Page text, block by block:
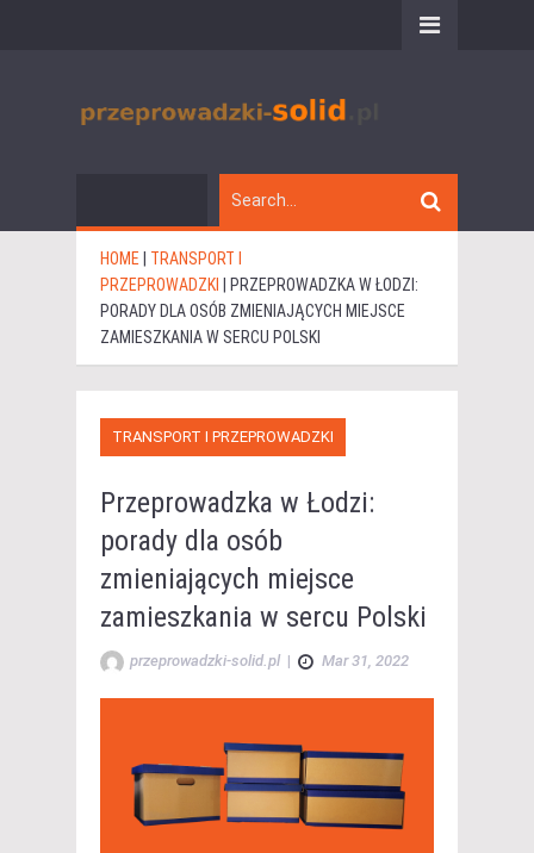
HOME
TRANSPORT I
PRZEPROWADZKI
PRZEPROWADZKA W ŁODZI:
PORADY DLA OSÓB ZMIENIAJĄCYCH MIEJSCE
ZAMIESZKANIA W SERCU POLSKI
TRANSPORT I PRZEPROWADZKI
Przeprowadzka w Łodzi:
porady dla osób
zmieniających miejsce
zamieszkania w sercu Polski
przeprowadzki-solid.pl | Mar 31, 2022